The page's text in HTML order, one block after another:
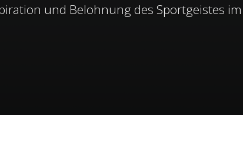
und Belohnung des Sportgeistes